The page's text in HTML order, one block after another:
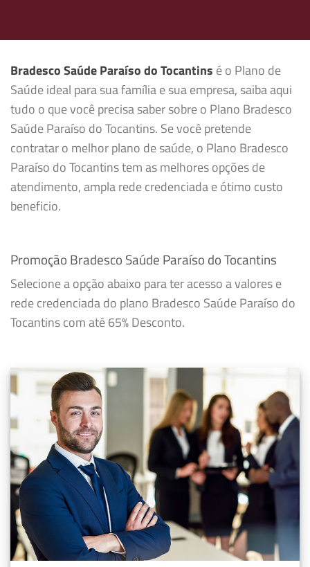
Bradesco Saúde Paraíso do Tocantins é o Plano de
Saúde ideal para sua família e sua empresa, saiba aqui
tudo o que você precisa saber sobre o Plano Bradesco
Saúde Paraíso do Tocantins. Se você pretende
contratar o melhor plano de saúde, o Plano Bradesco
Paraíso do Tocantins tem as melhores opções de
atendimento, ampla rede credenciada e ótimo custo
beneficio.
Promoção Bradesco Saúde Paraíso do Tocantins
Selecione a opção abaixo para ter acesso a valores e
rede credenciada do plano Bradesco Saúde Paraíso do
Tocantins com até 65% Desconto.